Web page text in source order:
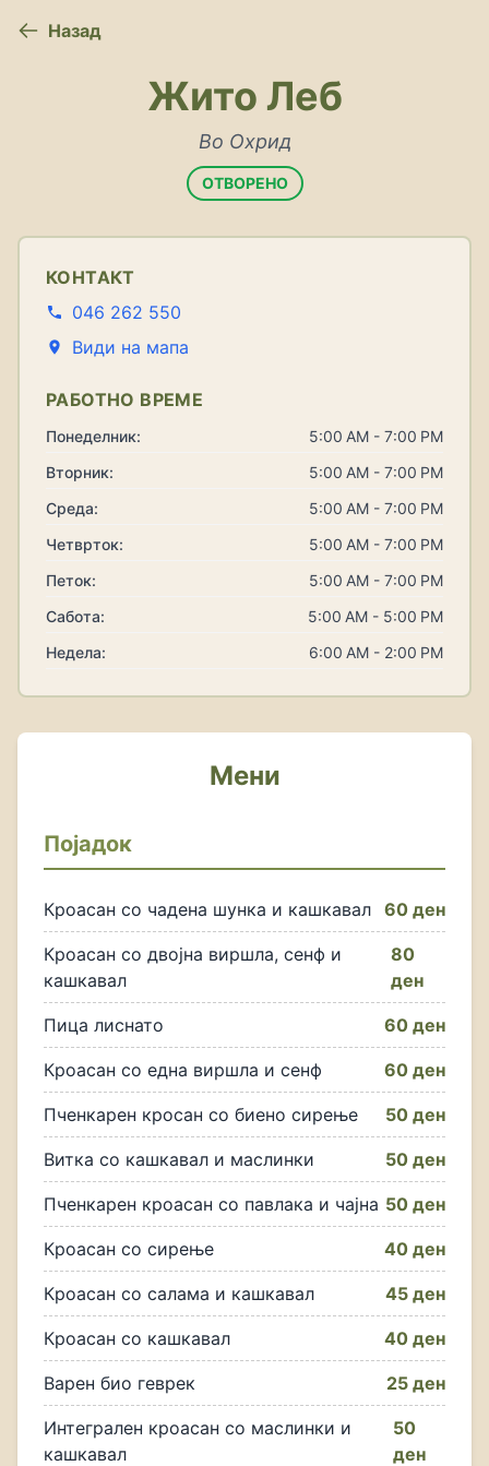
Назад
Жито Леб
Во Охрид
ОТВОРЕНО
КОНТАКТ
046 262 550
Види на мапа
РАБОТНО ВРЕМЕ
Понеделник:
5:00 AM - 7:00 PM
Вторник:
5:00 AM - 7:00 PM
Среда:
5:00 AM - 7:00 PM
Четврток:
5:00 AM - 7:00 PM
Петок:
5:00 AM - 7:00 PM
Сабота:
5:00 AM - 5:00 PM
Недела:
6:00 AM - 2:00 PM
Мени
Појадок
Кроасан со чадена шунка и кашкавал 60 ден
Кроасан со двојна виршла, сенф и
кашкавал
80
ден
Пица лиснато 60 ден
Кроасан со една виршла и сенф 60 ден
Пченкарен кросан со биено сирење 50 ден
Витка со кашкавал и маслинки 50 ден
Пченкарен кроасан со павлака и чајна 50 ден
Кроасан со сирење 40 ден
Кроасан со салама и кашкавал 45 ден
Кроасан со кашкавал 40 ден
Варен био геврек 25 ден
Интегрален кроасан со маслинки и
кашкавал
50
ден